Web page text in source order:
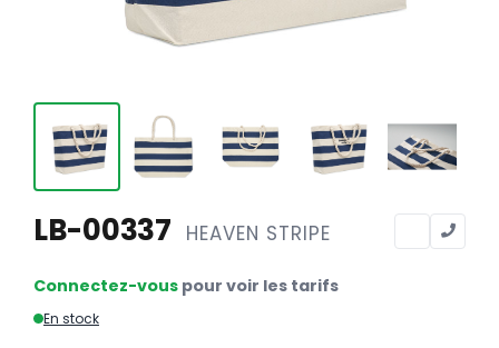
Calendriers
Calendriers bancaires
Tête de lettre
Enveloppes
Sous-mains
Chemises
LB-00337 HEAVEN STRIPE
Connectez-vous pour voir les tarifs
En stock